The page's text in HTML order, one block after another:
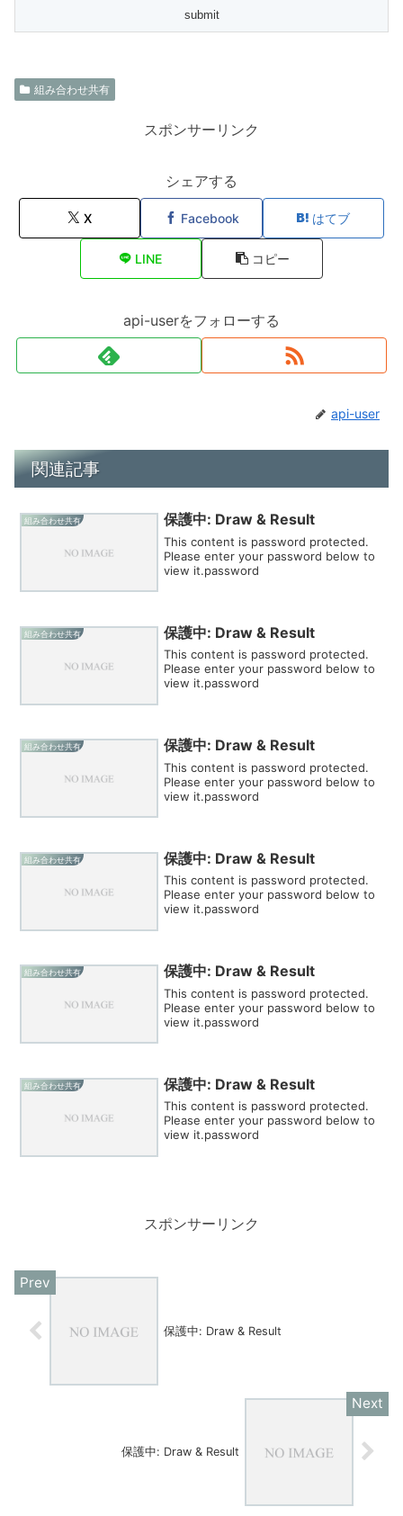
組み合わせ共有
スポンサーリンク
シェアする
X Facebook はてブ
LINE コピー
api-userをフォローする
api-user
関連記事
組み合わせ共有 保護中: Draw & Result
This content is password protected.
Please enter your password below to
view it.password
組み合わせ共有 保護中: Draw & Result
This content is password protected.
Please enter your password below to
view it.password
組み合わせ共有 保護中: Draw & Result
This content is password protected.
Please enter your password below to
view it.password
組み合わせ共有 保護中: Draw & Result
This content is password protected.
Please enter your password below to
view it.password
組み合わせ共有 保護中: Draw & Result
This content is password protected.
Please enter your password below to
view it.password
組み合わせ共有 保護中: Draw & Result
This content is password protected.
Please enter your password below to
view it.password
スポンサーリンク
保護中: Draw & Result
保護中: Draw & Result